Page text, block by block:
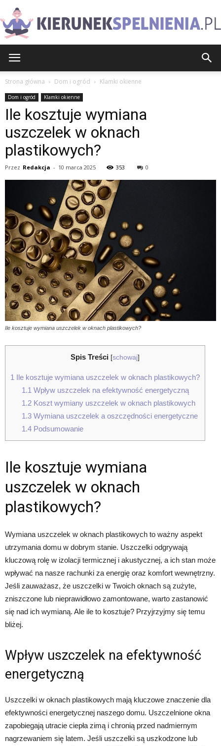
Strona główna Dom i ogród Klamki okienne
Dom i ogród Klamki okienne
Ile kosztuje wymiana
uszczelek w oknach
plastikowych?
Przez Redakcja - 10 marca 2025 353 0
Ile kosztuje wymiana uszczelek w oknach plastikowych?
Spis Treści [schowaj]
1 Ile kosztuje wymiana uszczelek w oknach plastikowych?
1.1 Wpływ uszczelek na efektywność energetyczną
1.2Koszt wymiany uszczelek w oknach plastikowych
1.3Wymiana uszczelek a oszczędności energetyczne
1.4Podsumowanie
Ile kosztuje wymiana
uszczelek w oknach
plastikowych?
Wymiana uszczelek w oknach plastikowych to ważny aspekt
utrzymania domu w dobrym stanie. Uszczelki odgrywają
kluczową rolę w izolacji termicznej i akustycznej, a ich stan może
wpływać na nasze rachunki za energię oraz komfort wewnętrzny.
Jeśli zauważasz, że uszczelki w Twoich oknach są zużyte,
zniszczone lub nieprawidłowo zamontowane, warto zastanowić
się nad ich wymianą. Ale ile to kosztuje? Przyjrzyjmy się temu
bliżej.
Wpływ uszczelek na efektywność
energetyczną
Uszczelki w oknach plastikowych mają kluczowe znaczenie dla
efektywności energetycznej naszego domu. Uszczelnione okna
zapobiegają utracie ciepła zimą i chronią przed nadmiernym
nagrzewaniem się latem. Jeśli uszczelki są uszkodzone lub